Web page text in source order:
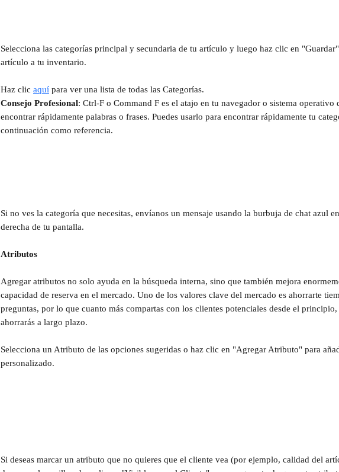
Selecciona las categorías principal y secundaria de tu artículo y luego haz clic en
artículo a tu inventario.
Haz clic aquí para ver una lista de todas las Categorías.
Consejo Profesional: Ctrl-F o Command F es el atajo en tu navegador o sistema operativo
encontrar rápidamente palabras o frases. Puedes usarlo para encontrar rápidamente tu
continuación como referencia.
Si no ves la categoría que necesitas, envíanos un mensaje usando la burbuja de chat azul
derecha de tu pantalla.
Atributos
Agregar atributos no solo ayuda en la búsqueda interna, sino que también mejora
capacidad de reserva en el mercado. Uno de los valores clave del mercado es ahorrarte
preguntas, por lo que cuanto más compartas con los clientes potenciales desde el
ahorrarás a largo plazo.
Selecciona un Atributo de las opciones sugeridas o haz clic en "Agregar Atributo" para
personalizado.
Si deseas marcar un atributo que no quieres que el cliente vea (por ejemplo, calidad del